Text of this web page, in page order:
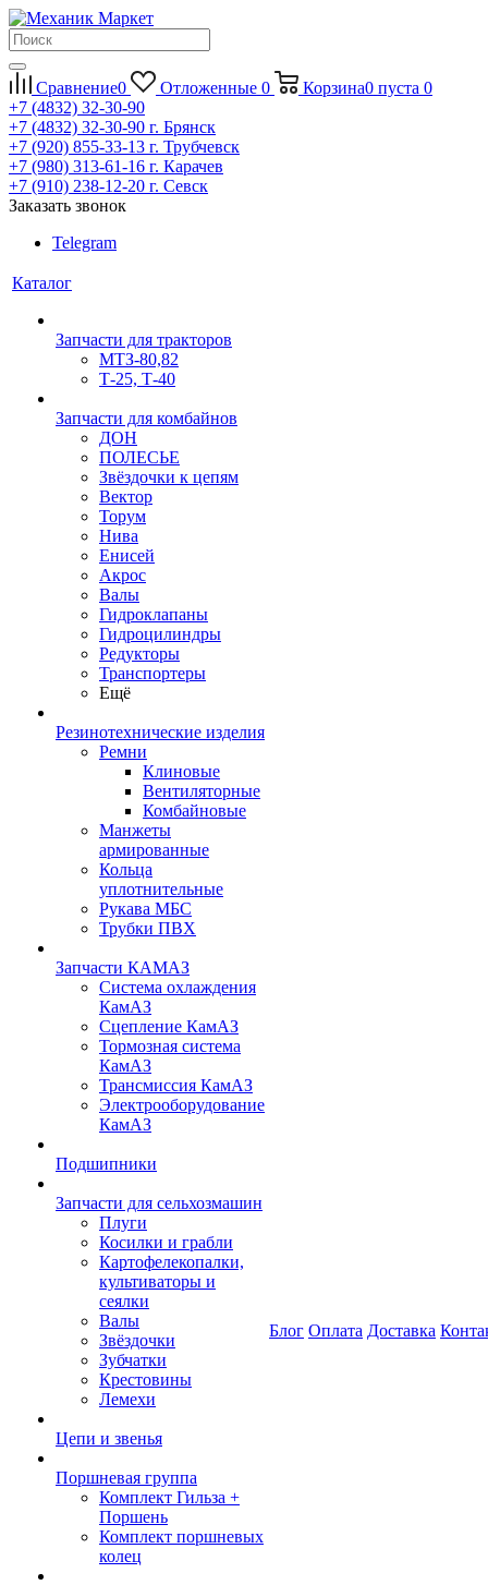
Сравнение0 Отложенные 0 Корзина0 пуста 0
+7 (4832) 32-30-90
+7 (4832) 32-30-90 г. Брянск
+7 (920) 855-33-13 г. Трубчевск
+7 (980) 313-61-16 г. Карачев
+7 (910) 238-12-20 г. Севск
Заказать звонок
Telegram
Каталог
Запчасти для тракторов
МТЗ-80,82
Т-25, Т-40
Запчасти для комбайнов
ДОН
ПОЛЕСЬЕ
Звёздочки к цепям
Вектор
Торум
Нива
Енисей
Акрос
Валы
Гидроклапаны
Гидроцилиндры
Редукторы
Транспортеры
Ещё
Резинотехнические изделия
Ремни
Клиновые
Вентиляторные
Комбайновые
Манжеты
армированные
Кольца
уплотнительные
Рукава МБС
Трубки ПВХ
Запчасти КАМАЗ
Система охлаждения
КамАЗ
Сцепление КамАЗ
Тормозная система
КамАЗ
Трансмиссия КамАЗ
Электрооборудование
КамАЗ
Подшипники
Запчасти для сельхозмашин
Плуги
Косилки и грабли
Картофелекопалки,
культиваторы и
сеялки
Валы
Звёздочки
Зубчатки
Крестовины
Лемехи
Цепи и звенья
Поршневая группа
Комплект Гильза +
Поршень
Комплект поршневых
колец
Блог Оплата Доставка